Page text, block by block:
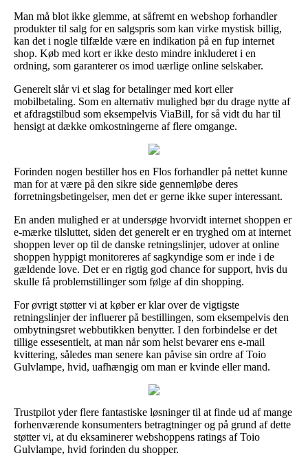
Man må blot ikke glemme, at såfremt en webshop forhandler
produkter til salg for en salgspris som kan virke mystisk billig,
kan det i nogle tilfælde være en indikation på en fup internet
shop. Køb med kort er ikke desto mindre inkluderet i en
ordning, som garanterer os imod uærlige online selskaber.
Generelt slår vi et slag for betalinger med kort eller
mobilbetaling. Som en alternativ mulighed bør du drage nytte af
et afdragstilbud som eksempelvis ViaBill, for så vidt du har til
hensigt at dække omkostningerne af flere omgange.
Forinden nogen bestiller hos en Flos forhandler på nettet kunne
man for at være på den sikre side gennemløbe deres
forretningsbetingelser, men det er gerne ikke super interessant.
En anden mulighed er at undersøge hvorvidt internet shoppen er
e-mærke tilsluttet, siden det generelt er en tryghed om at internet
shoppen lever op til de danske retningslinjer, udover at online
shoppen hyppigt monitoreres af sagkyndige som er inde i de
gældende love. Det er en rigtig god chance for support, hvis du
skulle få problemstillinger som følge af din shopping.
For øvrigt støtter vi at køber er klar over de vigtigste
retningslinjer der influerer på bestillingen, som eksempelvis den
ombytningsret webbutikken benytter. I den forbindelse er det
tillige essesentielt, at man når som helst bevarer ens e-mail
kvittering, således man senere kan påvise sin ordre af Toio
Gulvlampe, hvid, uafhængig om man er kvinde eller mand.
Trustpilot yder flere fantastiske løsninger til at finde ud af mange
forhenværende konsumenters betragtninger og på grund af dette
støtter vi, at du eksaminerer webshoppens ratings af Toio
Gulvlampe, hvid forinden du shopper.